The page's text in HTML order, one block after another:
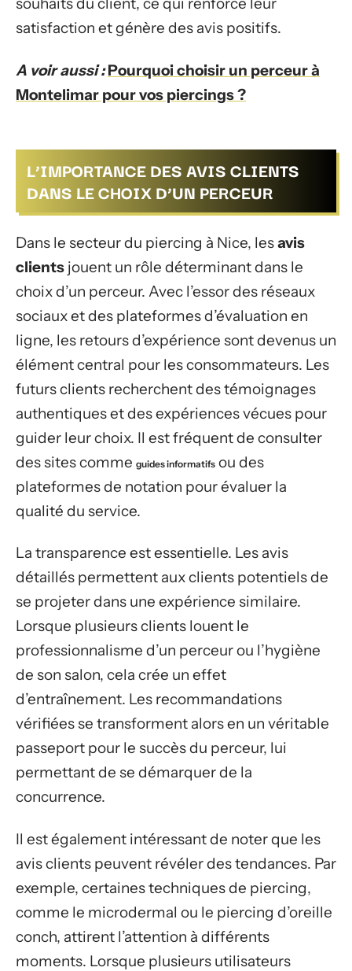
satisfaction et génère des avis positifs.
A voir aussi : Pourquoi choisir un perceur à
Montelimar pour vos piercings ?
L’IMPORTANCE DES AVIS CLIENTS
DANS LE CHOIX D’UN PERCEUR
Dans le secteur du piercing à Nice, lesavis
clients jouent un rôle déterminant dans le
choix d’un perceur. Avec l’essor des réseaux
sociaux et des plateformes d’évaluation en
ligne, les retours d’expérience sont devenus un
élément central pour les consommateurs. Les
futurs clients recherchent des témoignages
authentiques et des expériences vécues pour
guider leur choix. Il est fréquent de consulter
des sites comme guides informatifs ou des
plateformes de notation pour évaluer la
qualité du service.
La transparence est essentielle. Les avis
détaillés permettent aux clients potentiels de
se projeter dans une expérience similaire.
Lorsque plusieurs clients louent le
professionnalisme d’un perceur ou l’hygiène
de son salon, cela crée un effet
d’entraînement. Les recommandations
vérifiées se transforment alors en un véritable
passeport pour le succès du perceur, lui
permettant de se démarquer de la
concurrence.
Il est également intéressant de noter que les
avis clients peuvent révéler des tendances. Par
exemple, certaines techniques de piercing,
comme le microdermal ou le piercing d’oreille
conch, attirent l’attention à différents
moments. Lorsque plusieurs utilisateurs